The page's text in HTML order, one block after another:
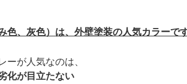
色、灰色）は、外壁塗装の人気カラーです
ーが人気なのは、
化が目立たない